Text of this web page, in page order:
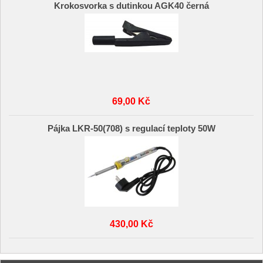
Krokosvorka s dutinkou AGK40 černá
69,00 Kč
Pájka LKR-50(708) s regulací teploty 50W
430,00 Kč